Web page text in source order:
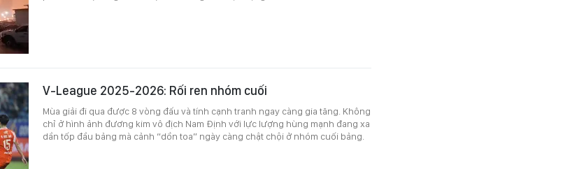
V-League 2025-2026: Rối ren nhóm cuối
Mùa giải đi qua được 8 vòng đấu và tính cạnh tranh ngay càng gia tăng. Không
chỉ ở hình ảnh đương kim vô địch Nam Định với lực lượng hùng mạnh đang xa
dần tốp đầu bảng mà cảnh “dồn toa” ngày càng chật chội ở nhóm cuối bảng.